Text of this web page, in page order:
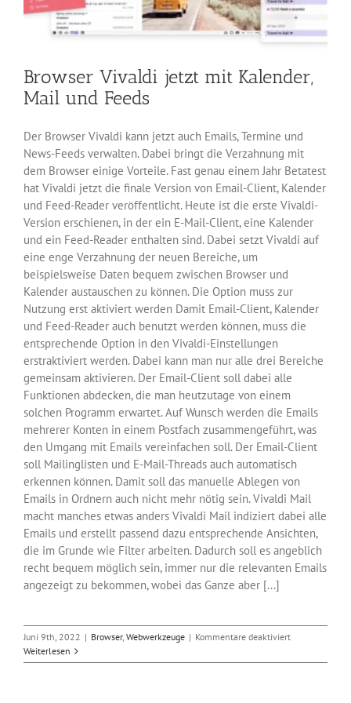
Browser Vivaldi jetzt mit Kalender,
Mail und Feeds
Der Browser Vivaldi kann jetzt auch Emails, Termine und
News-Feeds verwalten. Dabei bringt die Verzahnung mit
dem Browser einige Vorteile. Fast genau einem Jahr Betatest
hat Vivaldi jetzt die finale Version von Email-Client, Kalender
und Feed-Reader veröffentlicht. Heute ist die erste Vivaldi-
Version erschienen, in der ein E-Mail-Client, eine Kalender
und ein Feed-Reader enthalten sind. Dabei setzt Vivaldi auf
eine enge Verzahnung der neuen Bereiche, um
beispielsweise Daten bequem zwischen Browser und
Kalender austauschen zu können. Die Option muss zur
Nutzung erst aktiviert werden Damit Email-Client, Kalender
und Feed-Reader auch benutzt werden können, muss die
entsprechende Option in den Vivaldi-Einstellungen
erstraktiviert werden. Dabei kann man nur alle drei Bereiche
gemeinsam aktivieren. Der Email-Client soll dabei alle
Funktionen abdecken, die man heutzutage von einem
solchen Programm erwartet. Auf Wunsch werden die Emails
mehrerer Konten in einem Postfach zusammengeführt, was
den Umgang mit Emails vereinfachen soll. Der Email-Client
soll Mailinglisten und E-Mail-Threads auch automatisch
erkennen können. Damit soll das manuelle Ablegen von
Emails in Ordnern auch nicht mehr nötig sein. Vivaldi Mail
macht manches etwas anders Vivaldi Mail indiziert dabei alle
Emails und erstellt passend dazu entsprechende Ansichten,
die im Grunde wie Filter arbeiten. Dadurch soll es angeblich
recht bequem möglich sein, immer nur die relevanten Emails
angezeigt zu bekommen, wobei das Ganze aber [...]
Juni 9th, 2022 | Browser, Webwerkzeuge | Kommentare deaktiviertfür
Vivaldi
Weiterlesen